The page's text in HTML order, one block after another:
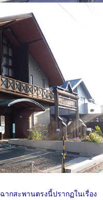
ฉากสะพานตรงนี้ปรากฏในเรื่อง